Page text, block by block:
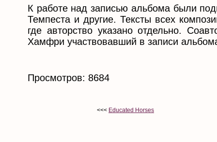
К работе над записью альбома были
Темпеста и другие. Тексты всех
где авторство указано отдельно.
Хамфри участвовавший в записи
Просмотров: 8684
<<< Educated Horses